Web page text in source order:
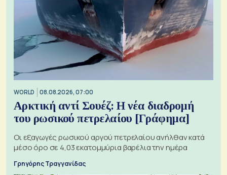
WORLD 08.08.2026, 07:00
Αρκτική αντί Σουέζ: Η νέα διαδρομή
του ρωσικού πετρελαίου [Γράφημα]
Οι εξαγωγές ρωσικού αργού πετρελαίου ανήλθαν κατά
μέσο όρο σε 4,03 εκατομμύρια βαρέλια την ημέρα
Γρηγόρης Τραγγανίδας